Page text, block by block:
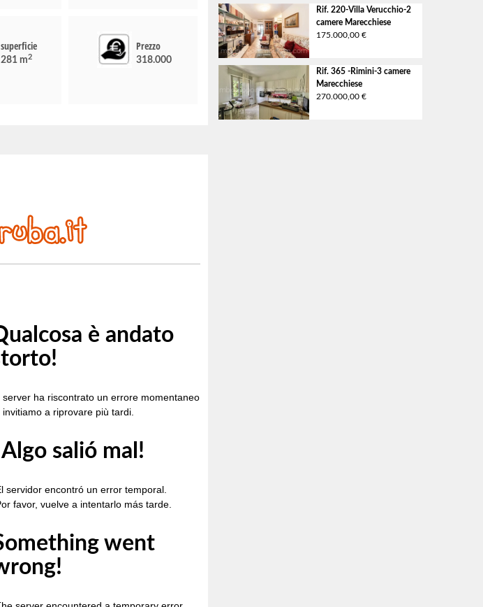
superficie
281 m2
Prezzo
318.000
Rif. 220-Villa Verucchio-2
camere Marecchiese
175.000,00 €
Rif. 365 -Rimini-3 camere
Marecchiese
270.000,00 €